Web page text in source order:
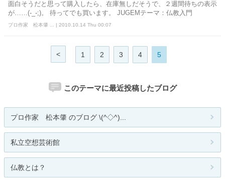
面白そうだと思って購入したら、在庫無しだそうで、２週間待ちの表示
が……(-_-;)。 待ってでも買います。 JUGEMテーマ：仏教入門
プロ作家 松本肇 ... | 2010.10.14 Thu 00:07
< 1 2 3 4 5
このテーマに最近投稿したブログ
プロ作家 松本肇 のブログ \(^◇^)...
私立空想芸術館
仏教とは？